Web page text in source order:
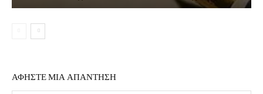
ΑΦΗΣΤΕ ΜΙΑ ΑΠΑΝΤΗΣΗ